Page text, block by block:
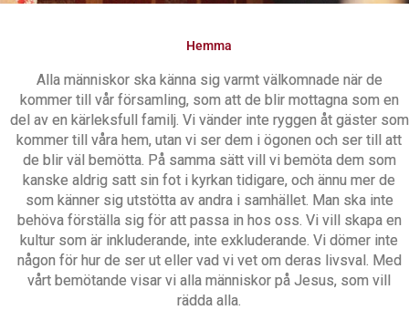
Hemma
Alla människor ska känna sig varmt välkomnade när de
kommer till vår församling, som att de blir mottagna som en
del av en kärleksfull familj. Vi vänder inte ryggen åt gäster som
kommer till våra hem, utan vi ser dem i ögonen och ser till att
de blir väl bemötta. På samma sätt vill vi bemöta dem som
kanske aldrig satt sin fot i kyrkan tidigare, och ännu mer de
som känner sig utstötta av andra i samhället. Man ska inte
behöva förställa sig för att passa in hos oss. Vi vill skapa en
kultur som är inkluderande, inte exkluderande. Vi dömer inte
någon för hur de ser ut eller vad vi vet om deras livsval. Med
vårt bemötande visar vi alla människor på Jesus, som vill
rädda alla.